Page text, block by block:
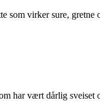
som virker sure,
har vært dårlig sveiset